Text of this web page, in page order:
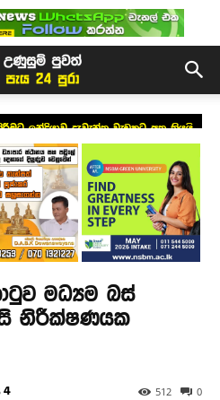
ඉන්දියාව දැවැන්ත වැඩකට අත තියයි
මධ්‍යම බස්
නිරීක්ෂණයක
4 0
512